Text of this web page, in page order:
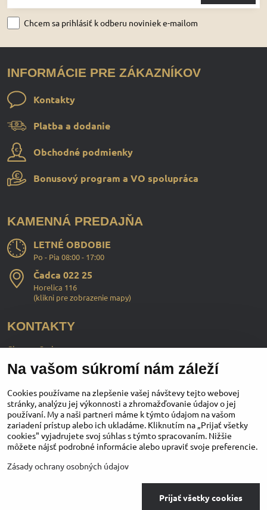
Chcem sa prihlásiť k odberu noviniek e-mailom
INFORMÁCIE PRE ZÁKAZNÍKOV
Kontakty
Platba a dodanie
Obchodné podmienky
Bonusový program a VO spolupráca
KAMENNÁ PREDAJŇA
LETNÉ OBDOBIE
Po - Pia 08:00 - 17:00
Čadca 022 25
Horelica 116
(klikni pre zobrazenie mapy)
KONTAKTY
ChopperStyle s.r.o.
Ing. Martin Murčo
+421 911 364 555
obchod​@chopperstyle​.sk
Instagram Facebook
Copyright
Zásady ochrany osobných údajov
Na vašom súkromí nám záleží
Cookies používame na zlepšenie vašej návštevy tejto webovej
stránky, analýzu jej výkonnosti a zhromažďovanie údajov o jej
používaní. My a naši partneri máme k týmto údajom na vašom
zariadení prístup alebo ich ukladáme. Kliknutím na „Prijať všetky
cookies" vyjadrujete svoj súhlas s týmto spracovaním. Nižšie
môžete nájsť podrobné informácie alebo upraviť svoje preferencie.
Zásady ochrany osobných údajov
Prijať všetky cookies